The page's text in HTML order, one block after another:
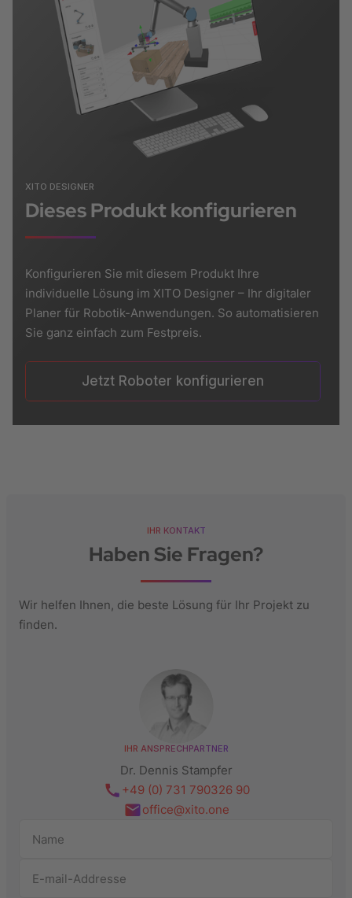
XITO DESIGNER
Dieses Produkt konfigurieren
Konfigurieren Sie mit diesem Produkt Ihre
individuelle Lösung im XITO Designer – Ihr digitaler
Planer für Robotik-Anwendungen. So automatisieren
Sie ganz einfach zum Festpreis.
Jetzt Roboter konfigurieren
IHR KONTAKT
Haben Sie Fragen?
Wir helfen Ihnen, die beste Lösung für Ihr Projekt zu
finden.
IHR ANSPRECHPARTNER
Dr. Dennis Stampfer
+49 (0) 731 790326 90
office@xito.one